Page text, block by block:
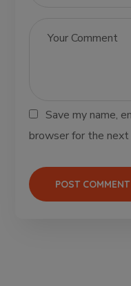
Save my name,
browser for the